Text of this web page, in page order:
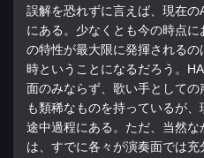
誤解を恐れずに言えば、現在
にある。少なくとも今の時点
の特性が最大限に発揮される
時ということになるだろう。
面のみならず、歌い手として
も類稀なものを持っているが
途中過程にある。ただ、当然
は、すでに各々が演奏面では